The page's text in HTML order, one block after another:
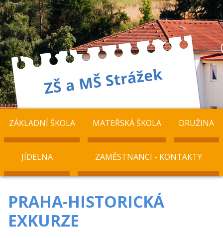
ZÁKLADNÍ ŠKOLA MATEŘSKÁ ŠKOLA DRUŽINA
JÍDELNA ZAMĚSTNANCI - KONTAKTY
PRAHA-HISTORICKÁ
EXKURZE